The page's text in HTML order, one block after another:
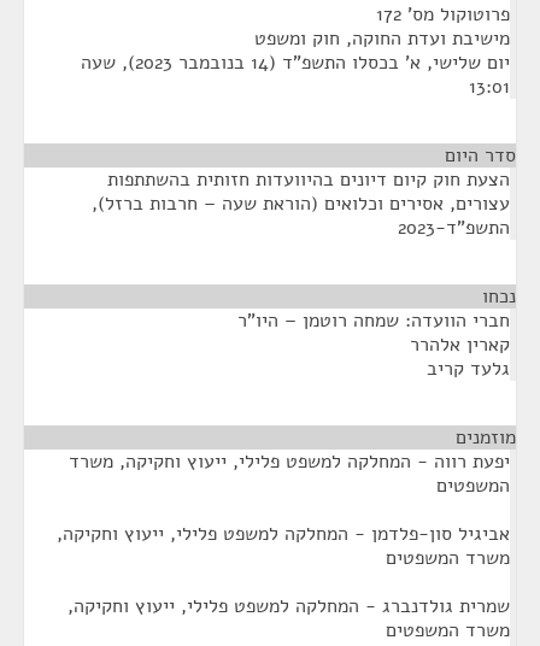
פרוטוקול מס' 172
מישיבת ועדת החוקה, חוק ומשפט
יום שלישי, א' בכסלו התשפ"ד (14 בנובמבר 2023), שעה
13:01
סדר היום
הצעת חוק קיום דיונים בהיוועדות חזותית בהשתתפות
עצורים, אסירים וכלואים (הוראת שעה – חרבות ברזל),
התשפ"ד-2023
נכחו
חברי הוועדה: שמחה רוטמן – היו"ר
קארין אלהרר
גלעד קריב
מוזמנים
יפעת רווה - המחלקה למשפט פלילי, ייעוץ וחקיקה, משרד
המשפטים
אביגיל סון-פלדמן - המחלקה למשפט פלילי, ייעוץ וחקיקה,
משרד המשפטים
שמרית גולדנברג - המחלקה למשפט פלילי, ייעוץ וחקיקה,
משרד המשפטים